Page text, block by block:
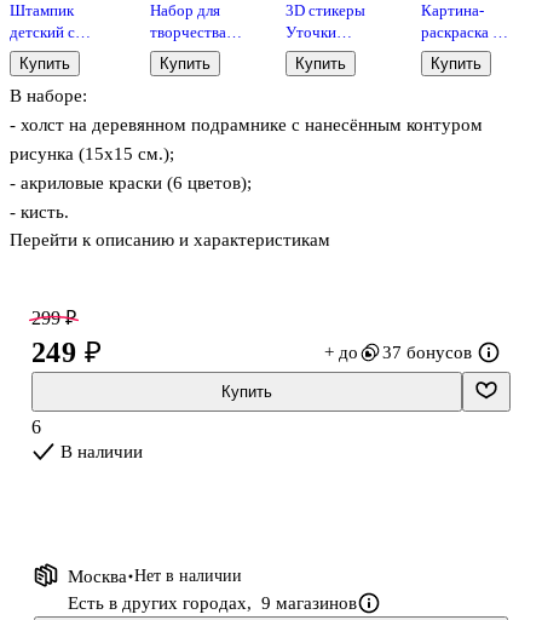
В наборе:
- холст на деревянном подрамнике с нанесённым контуром
рисунка (15х15 см.);
- акриловые краски (6 цветов);
- кисть.
Материал: дерево, металл, хлопок, акрил, бумага, пластик.
Для детей от 3 лет. Размеры, мм: 150х150.
Перейти к описанию и характеристикам
Штампик
детский с
картинками,
2,5х3,6 см, 10
штук, Mazari
Creative
Купить
Набор для
творчества
Набор
клейкой
ленты с
2м*10шт в
асс.
Купить
3D стикеры
Уточки
(упаковка)
Bookvalno
Купить
Картина-
раскраска по
номерам
детская
Солнечный
Купить
299 ₽
249 ₽ + до 37 бонусов
Купить
6
В наличии
Москва Нет в наличии
Есть в других городах, 9 магазинов